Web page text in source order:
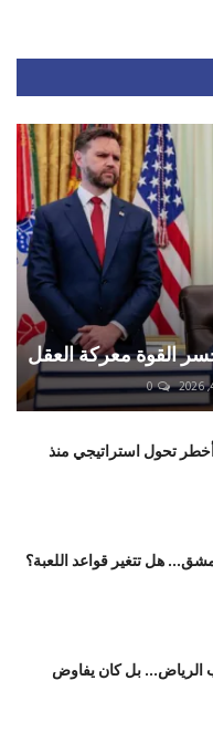
القوة معركة العقل
0
تحول استراتيجي منذ
هل تتغير قواعد اللعبة؟
الرياض... بل كان يفاوض